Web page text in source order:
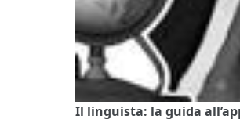
Il linguista: la guida